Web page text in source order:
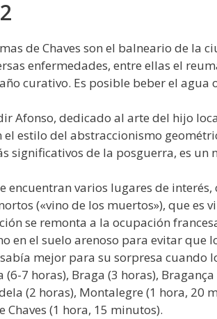
de Chaves son el balneario de la
enfermedades, entre ellas el
curativo. Es posible beber el agua
Afonso, dedicado al arte del hijo
estilo del abstraccionismo
significativos de la posguerra, es un
encuentran varios lugares de
(«vino de los muertos»), que es
se remonta a la ocupación
en el suelo arenoso para evitar que
mejor para su sorpresa cuando
7 horas), Braga (3 horas), Bragança
(2 horas), Montalegre (1 hora, 20
Chaves (1 hora, 15 minutos).